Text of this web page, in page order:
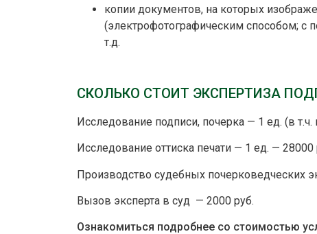
копии документов, на которых
(электрофотографическим способом;
т.д.
СКОЛЬКО СТОИТ ЭКСПЕРТИЗА
Исследование подписи, почерка — 1 ед. (в
Исследование оттиска печати — 1 ед. — 28000
Производство судебных почерковедческих
Вызов эксперта в суд — 2000 руб.
Ознакомиться подробнее со стоимостью